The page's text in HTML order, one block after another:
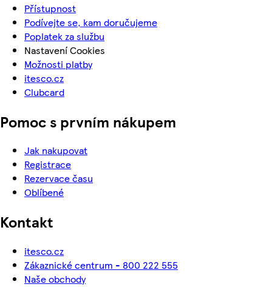
Přístupnost
Podívejte se, kam doručujeme
Poplatek za službu
Nastavení Cookies
Možnosti platby
itesco.cz
Clubcard
Pomoc s prvním nákupem
Jak nakupovat
Registrace
Rezervace času
Oblíbené
Kontakt
itesco.cz
Zákaznické centrum - 800 222 555
Naše obchody